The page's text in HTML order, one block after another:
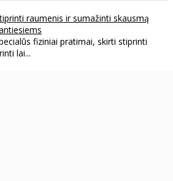
raumenis ir sumažinti skausmą
fiziniai pratimai, skirti stiprinti
lai...